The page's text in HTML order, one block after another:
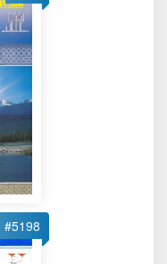
#5198